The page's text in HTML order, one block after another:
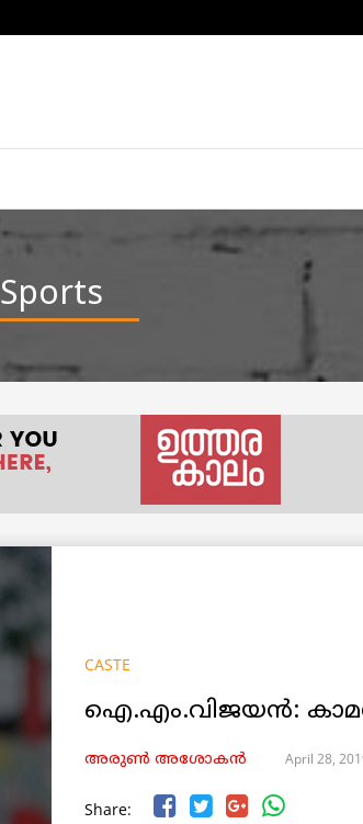
Sports
CASTE
ഐ.എം.വിജയൻ:
അരുണ്‍ അശോകൻ April 28,
Share: